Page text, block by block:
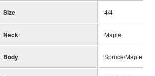
Size 4/4
Neck Maple
Body Spruce/Maple